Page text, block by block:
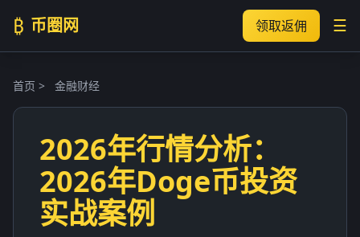
₿ 币圈网 领取返佣 ☰
首页 > 金融财经
2026年行情分析：
2026年Doge币投资
实战案例